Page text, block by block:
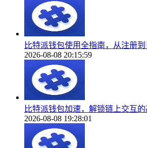
比特派钱包使用全指南，从注册
2026-08-08 20:15:59
比特派钱包加速，解锁链上交互
2026-08-08 19:28:01